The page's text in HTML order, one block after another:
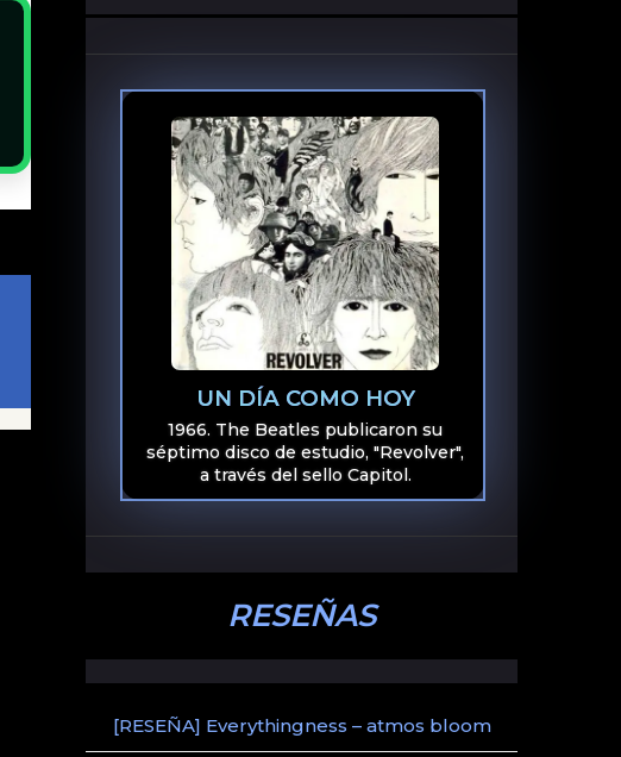
UN DÍA COMO HOY
1966. The Beatles publicaron su
séptimo disco de estudio, "Revolver",
a través del sello Capitol.
RESEÑAS
[RESEÑA] Everythingness – atmos bloom